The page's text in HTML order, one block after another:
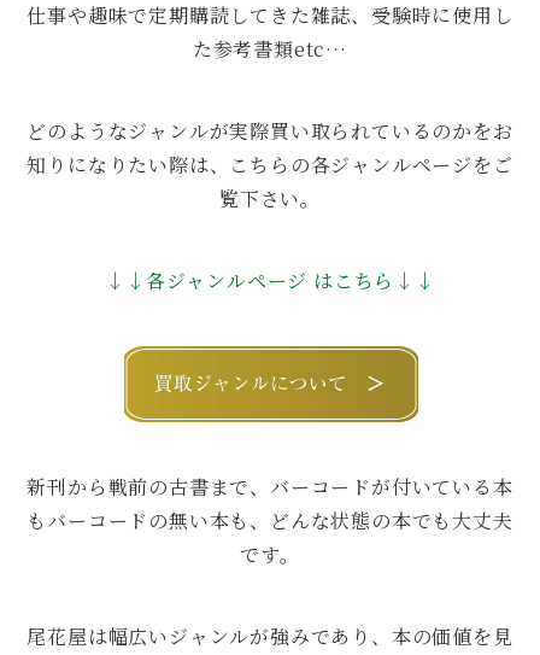
仕事や趣味で定期購読してきた雑誌、受験時に使用し
た参考書類etc…
どのようなジャンルが実際買い取られているのかをお
知りになりたい際は、こちらの各ジャンルページをご
覧下さい。
↓↓各ジャンルページ はこちら↓↓
新刊から戦前の古書まで、バーコードが付いている本
もバーコードの無い本も、どんな状態の本でも大丈夫
です。
尾花屋は幅広いジャンルが強みであり、本の価値を見